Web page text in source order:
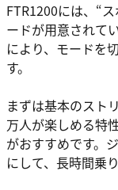
FTR1200には、“
ードが用意されて
により、モードを
す。
まずは基本のスト
万人が楽しめる特
がおすすめです。
にして、長時間乗